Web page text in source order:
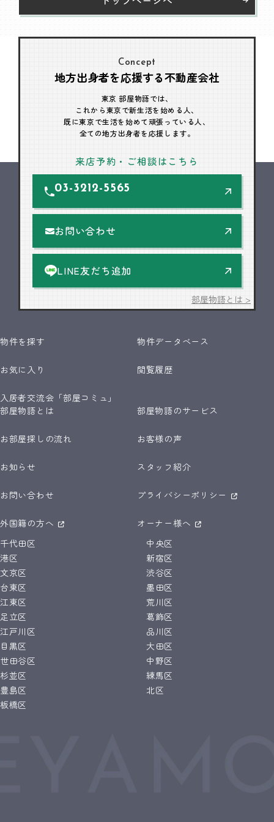
Concept
地方出身者を応援する不動産会社
東京 部屋物語では、
これから東京で新生活を始める人、
既に東京で生活を始めて頑張っている人、
全ての地方出身者を応援します。
来店予約・ご相談はこちら
03-3212-5565
お問い合わせ
LINE友だち追加
部屋物語とは >
物件を探す 物件データベース
お気に入り 閲覧履歴
入居者交流会「部屋コミュ」
部屋物語とは
部屋物語のサービス
お部屋探しの流れ お客様の声
お知らせ スタッフ紹介
お問い合わせ プライバシーポリシー
外国籍の方へ
オーナー様へ
千代田区
中央区
港区
新宿区
文京区
渋谷区
台東区
墨田区
江東区
荒川区
足立区
葛飾区
江戸川区
品川区
目黒区
大田区
世田谷区
中野区
杉並区
練馬区
豊島区
北区
板橋区